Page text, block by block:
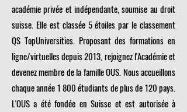
académie privée et indépendante, soumise au droit
suisse. Elle est classée 5 étoiles par le classement
QS TopUniversities. Proposant des formations en
ligne/virtuelles depuis 2013, rejoignez l'Académie et
devenez membre de la famille OUS. Nous accueillons
chaque année 1 800 étudiants de plus de 120 pays.
L'OUS a été fondée en Suisse et est autorisée à